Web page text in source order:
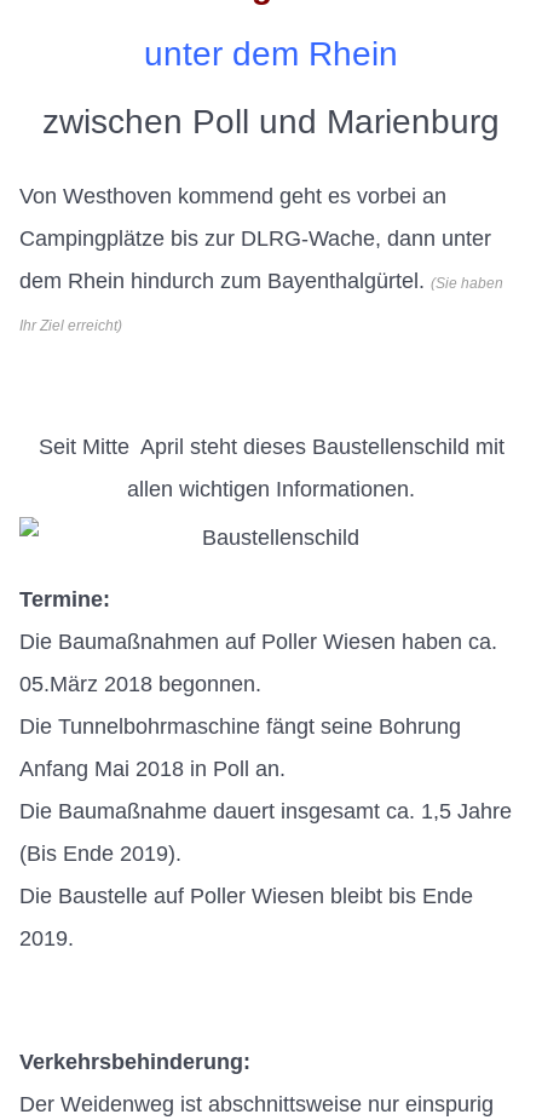
unter dem Rhein
zwischen Poll und Marienburg
Von Westhoven kommend geht es vorbei an
Campingplätze bis zur DLRG-Wache, dann unter
dem Rhein hindurch zum Bayenthalgürtel. (Sie haben
Ihr Ziel erreicht)
Seit Mitte April steht dieses Baustellenschild mit
allen wichtigen Informationen.
Termine:
Die Baumaßnahmen auf Poller Wiesen haben ca.
05.März 2018 begonnen.
Die Tunnelbohrmaschine fängt seine Bohrung
Anfang Mai 2018 in Poll an.
Die Baumaßnahme dauert insgesamt ca. 1,5 Jahre
(Bis Ende 2019).
Die Baustelle auf Poller Wiesen bleibt bis Ende
2019.
Verkehrsbehinderung:
Der Weidenweg ist abschnittsweise nur einspurig